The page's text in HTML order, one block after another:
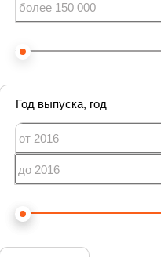
Год выпуска, год